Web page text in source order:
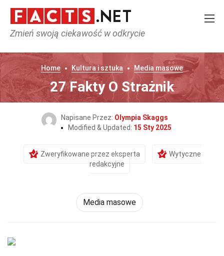
Zmień swoją ciekawość w odkrycie
Home Kultura i sztuka Media masowe
27 Fakty O Strażnik
Napisane Przez: Olympia Skaggs
Modified & Updated: 15 Sty 2025
Zweryfikowane przez eksperta
Wytyczne
redakcyjne
Media masowe